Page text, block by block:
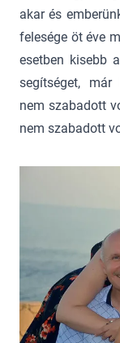
akar és
felesége öt éve
esetben kisebb
segítséget,
nem szabadott
nem szabadott